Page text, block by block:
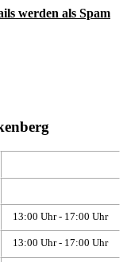
werden als Spam
13:00 Uhr - 17:00 Uhr
13:00 Uhr - 17:00 Uhr